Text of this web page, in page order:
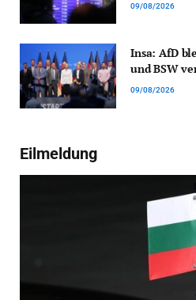
09/08/2026
Insa: AfD
und BSW
09/08/2026
Eilmeldung